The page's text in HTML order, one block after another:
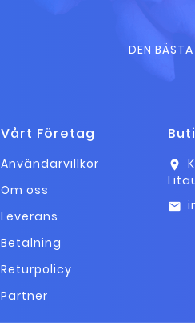
DEN
Vårt Företag
Användarvillkor
Om oss
Leverans
Betalning
Returpolicy
Partner
location_on
email